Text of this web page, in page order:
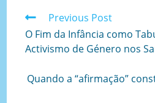
Previous Post
O Fim da Infância como
Activismo de Género nos
Quando a “afirmação”